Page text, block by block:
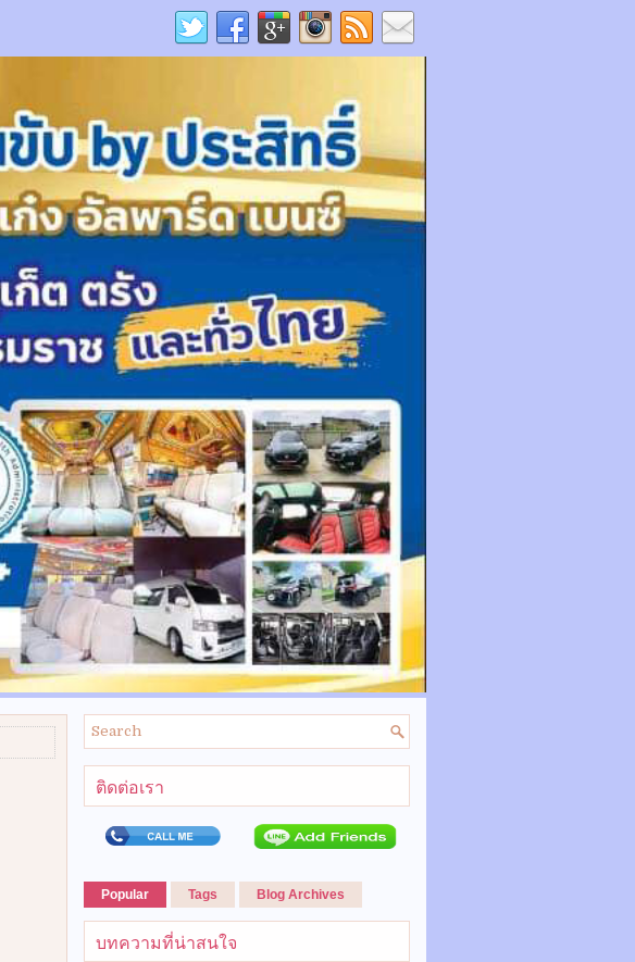
ติดต่อเรา
Popular Tags Blog Archives
บทความที่น่าสนใจ